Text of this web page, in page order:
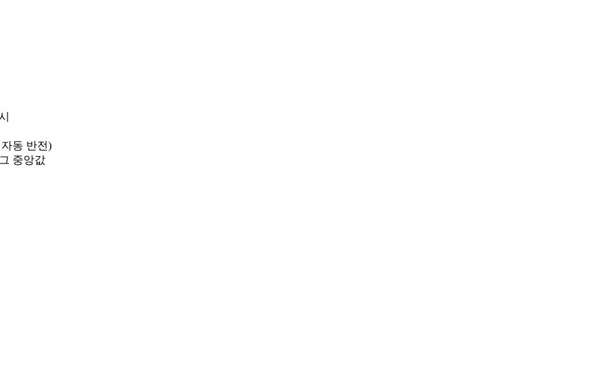
동 반전)
중앙값